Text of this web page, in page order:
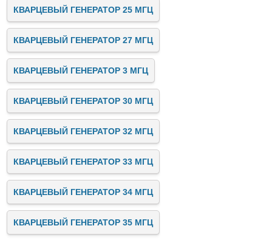
КВАРЦЕВЫЙ ГЕНЕРАТОР 25 МГЦ
КВАРЦЕВЫЙ ГЕНЕРАТОР 27 МГЦ
КВАРЦЕВЫЙ ГЕНЕРАТОР 3 МГЦ
КВАРЦЕВЫЙ ГЕНЕРАТОР 30 МГЦ
КВАРЦЕВЫЙ ГЕНЕРАТОР 32 МГЦ
КВАРЦЕВЫЙ ГЕНЕРАТОР 33 МГЦ
КВАРЦЕВЫЙ ГЕНЕРАТОР 34 МГЦ
КВАРЦЕВЫЙ ГЕНЕРАТОР 35 МГЦ